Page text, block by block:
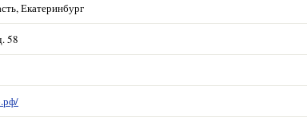
Екатеринбург
58